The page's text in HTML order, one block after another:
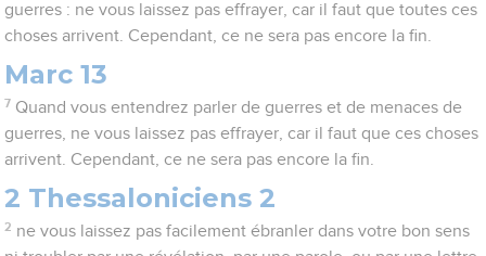
guerres : ne vous laissez pas effrayer, car il faut que toutes ces
choses arrivent. Cependant, ce ne sera pas encore la fin.
Marc 13
7 Quand vous entendrez parler de guerres et de menaces de
guerres, ne vous laissez pas effrayer, car il faut que ces choses
arrivent. Cependant, ce ne sera pas encore la fin.
2 Thessaloniciens 2
2 ne vous laissez pas facilement ébranler dans votre bon sens